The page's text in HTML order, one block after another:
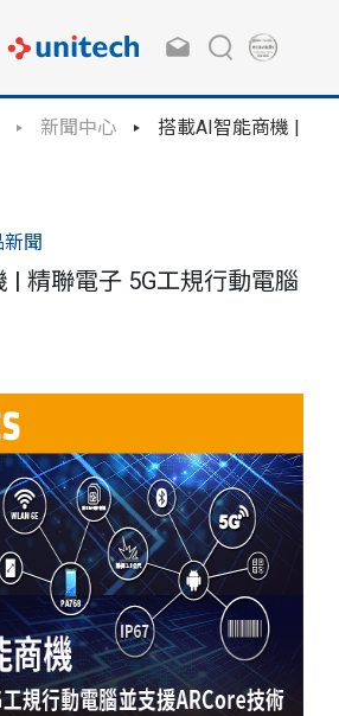
新聞中心 搭載AI智能商機 | 精
新聞
| 精聯電子 5G工規行動電腦